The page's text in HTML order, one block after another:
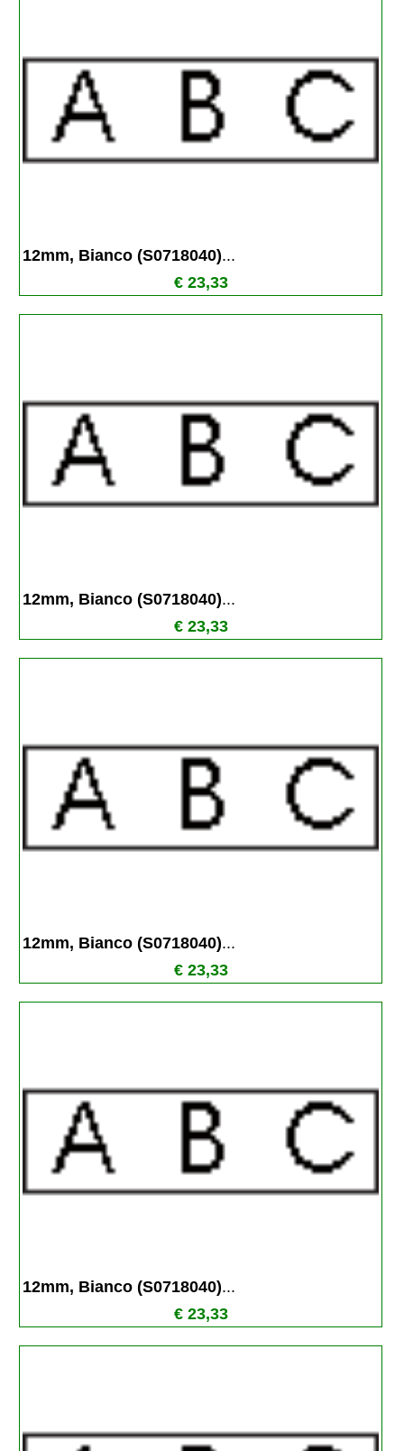
12mm, Bianco (S0718040)...
€ 23,33
12mm, Bianco (S0718040)...
€ 23,33
12mm, Bianco (S0718040)...
€ 23,33
12mm, Bianco (S0718040)...
€ 23,33